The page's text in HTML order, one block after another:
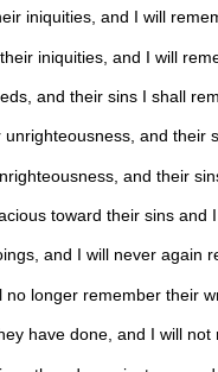
iniquities, and I will
iniquities, and I will
and their sins I shall
and
and their
toward their sins
and I will never again
longer remember their
have done, and I will not